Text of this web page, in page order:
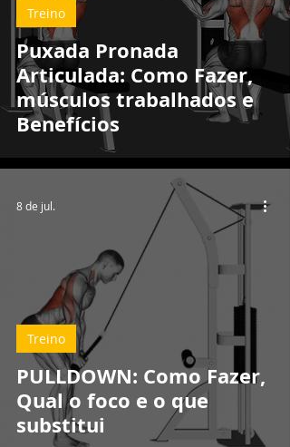
Puxada Pronada
Articulada: Como Fazer,
músculos trabalhados e
Benefícios
Treino
PULLDOWN: Como Fazer,
Qual o foco e o que
substitui
Treino
8 de jul.